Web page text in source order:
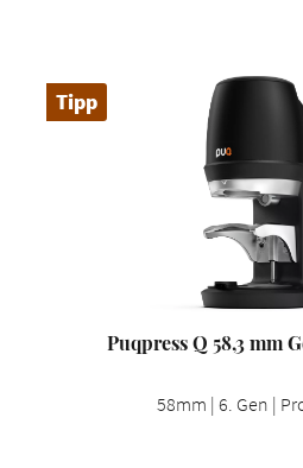
Tipp
Puqpress Q 58,3 mm
58mm | 6. Gen |